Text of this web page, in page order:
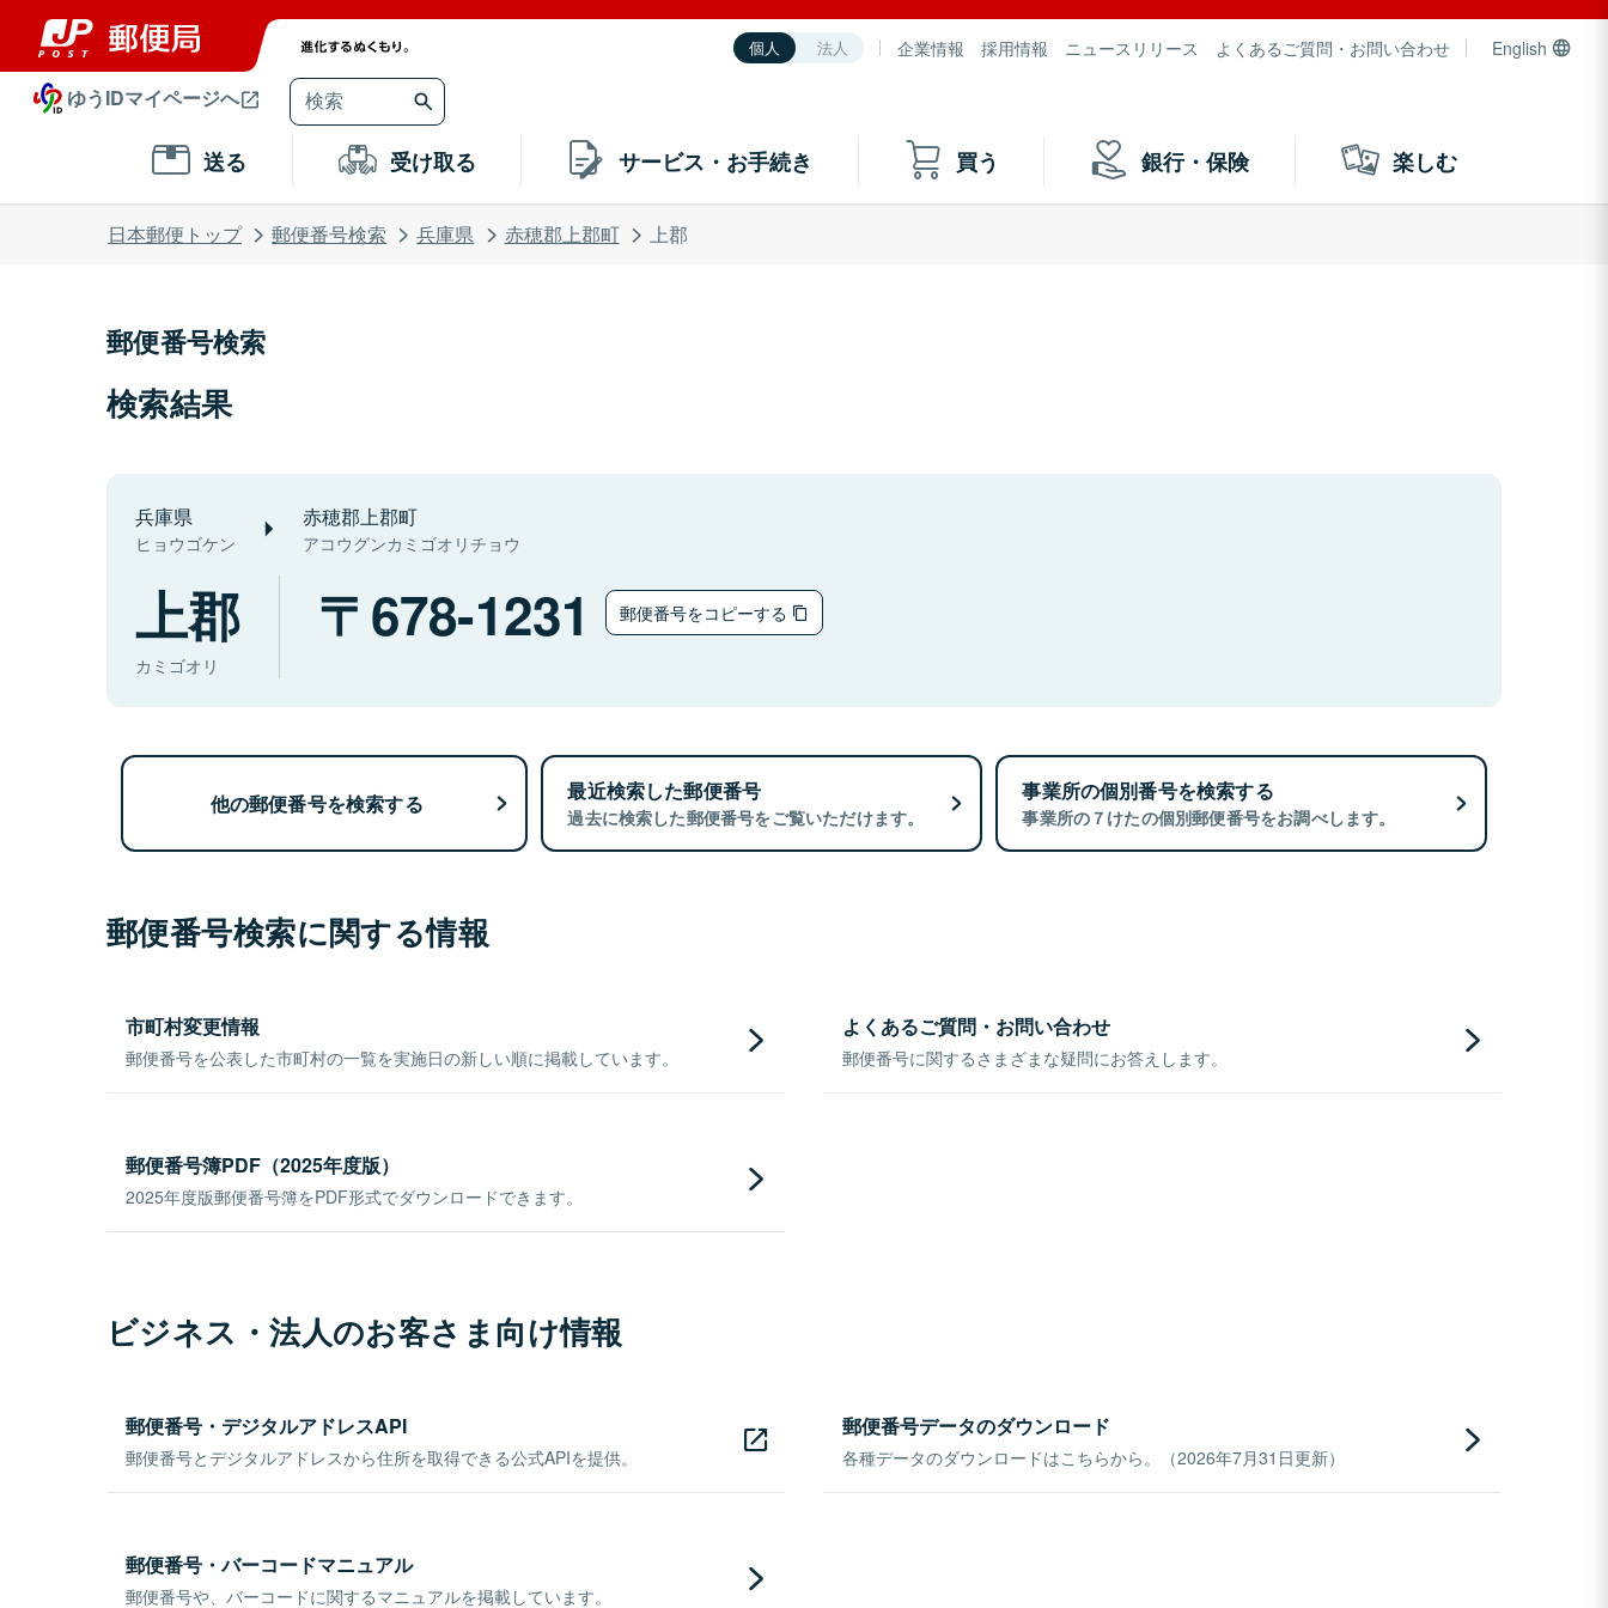
個人 法人 企業情報 採用情報 ニュースリリース よくあるご質問・お問い合わせ English
ゆうIDマイページへ
送る 受け取る サービス・お手続き 買う 銀行・保険 楽しむ
日本郵便トップ 郵便番号検索 兵庫県 赤穂郡上郡町 上郡
郵便番号検索
検索結果
兵庫県
ヒョウゴケン
赤穂郡上郡町
アコウグンカミゴオリチョウ
上郡
カミゴオリ
678-1231 郵便番号をコピーする
他の郵便番号を検索する 最近検索した郵便番号
過去に検索した郵便番号をご覧いただけます。
事業所の個別番号を検索する
事業所の７けたの個別郵便番号をお調べします。
郵便番号検索に関する情報
市町村変更情報
郵便番号を公表した市町村の一覧を実施日の新しい順に掲載しています。
よくあるご質問・お問い合わせ
郵便番号に関するさまざまな疑問にお答えします。
郵便番号簿PDF（2025年度版）
2025年度版郵便番号簿をPDF形式でダウンロードできます。
ビジネス・法人のお客さま向け情報
郵便番号・デジタルアドレスAPI
郵便番号とデジタルアドレスから住所を取得できる公式APIを提供。
郵便番号データのダウンロード
各種データのダウンロードはこちらから。（2026年7月31日更新）
郵便番号・バーコードマニュアル
郵便番号や、バーコードに関するマニュアルを掲載しています。